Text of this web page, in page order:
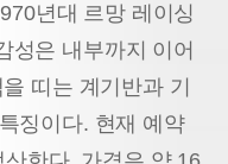
년대 르망 레이싱
성은 내부까지 이어
띠는 계기반과 기
징이다. 현재 예약